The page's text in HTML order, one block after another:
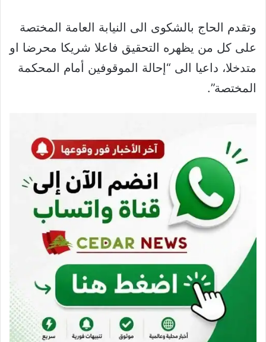
وتقدم الحاج بالشكوى الى النيابة العامة المختصة
على كل من يظهره التحقيق فاعلا شريكا محرضا او
متدخلا، داعيا الى “إحالة الموقوفين أمام المحكمة
المختصة”.